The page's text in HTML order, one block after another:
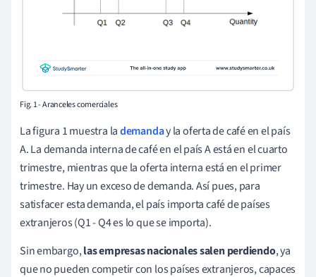
Fig. 1 - Aranceles comerciales
La figura 1 muestra lademanday la oferta de café en el país
A. La demanda interna de café en el país A está en el cuarto
trimestre, mientras que la oferta interna está en el primer
trimestre. Hay un exceso de demanda. Así pues, para
satisfacer esta demanda, el país importa café de países
extranjeros (Q1 - Q4 es lo que se importa).
Sin embargo,las empresas nacionales salen perdiendo, ya
que no pueden competir con los países extranjeros, capaces